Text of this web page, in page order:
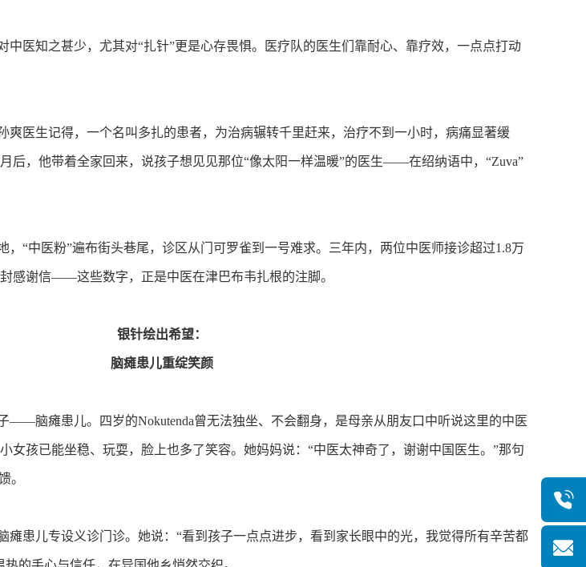
医知之甚少，尤其对“扎针”更是心存畏惧。医疗队的医生们靠耐心、靠疗效，一点点打动
医生记得，一个名叫多扎的患者，为治病辗转千里赶来，治疗不到一小时，病痛显著缓
后，他带着全家回来，说孩子想见见那位“像太阳一样温暖”的医生——在绍纳语中，“Zuva”
“中医粉”遍布街头巷尾，诊区从门可罗雀到一号难求。三年内，两位中医师接诊超过1.8万
感谢信——这些数字，正是中医在津巴布韦扎根的注脚。
银针绘出希望：
脑瘫患儿重绽笑颜
脑瘫患儿。四岁的Nokutenda曾无法独坐、不会翻身，是母亲从朋友口中听说这里的中医
女孩已能坐稳、玩耍，脸上也多了笑容。她妈妈说：“中医太神奇了，谢谢中国医生。”那句
。
患儿专设义诊门诊。她说：“看到孩子一点点进步，看到家长眼中的光，我觉得所有辛苦都